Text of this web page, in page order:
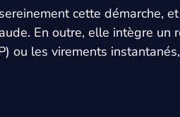
cette démarche,
En outre, elle intègre
ou les virements